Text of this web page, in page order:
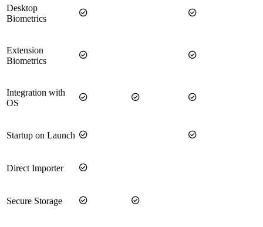
Desktop
Biometrics
 
Extension
Biometrics
 
Integration with
OS
  
Startup on Launch  
Direct Importer 
Secure Storage  